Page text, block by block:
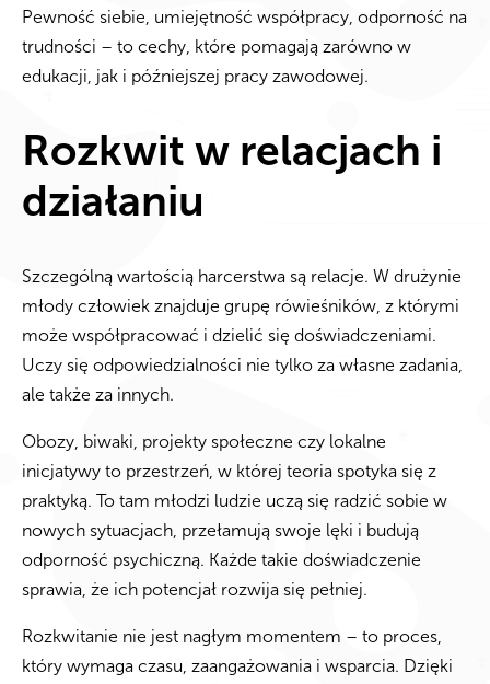
Pewność siebie, umiejętność współpracy, odporność na
trudności – to cechy, które pomagają zarówno w
edukacji, jak i późniejszej pracy zawodowej.
Rozkwit w relacjach i
działaniu
Szczególną wartością harcerstwa są relacje. W drużynie
młody człowiek znajduje grupę rówieśników, z którymi
może współpracować i dzielić się doświadczeniami.
Uczy się odpowiedzialności nie tylko za własne zadania,
ale także za innych.
Obozy, biwaki, projekty społeczne czy lokalne
inicjatywy to przestrzeń, w której teoria spotyka się z
praktyką. To tam młodzi ludzie uczą się radzić sobie w
nowych sytuacjach, przełamują swoje lęki i budują
odporność psychiczną. Każde takie doświadczenie
sprawia, że ich potencjał rozwija się pełniej.
Rozkwitanie nie jest nagłym momentem – to proces,
który wymaga czasu, zaangażowania i wsparcia. Dzięki